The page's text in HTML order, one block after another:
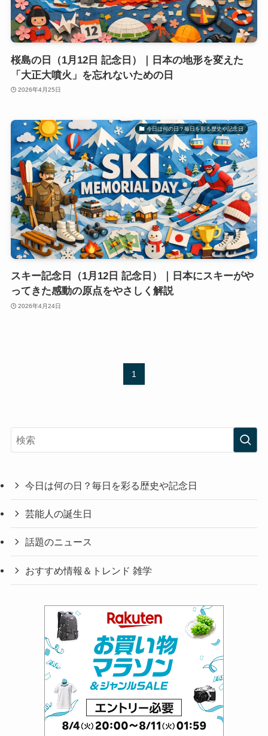
桜島の日（1月12日 記念日）｜日本の地形を変えた
「大正大噴火」を忘れないための日
2026年4月25日
今日は何の日？毎日を彩る歴史や記念日
スキー記念日（1月12日 記念日）｜日本にスキーがや
ってきた感動の原点をやさしく解説
2026年4月24日
1
今日は何の日？毎日を彩る歴史や記念日
芸能人の誕生日
話題のニュース
おすすめ情報＆トレンド 雑学